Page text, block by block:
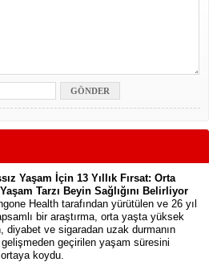
Yaşam İçin 13 Yıllık Fırsat: Orta
Tarzı Beyin Sağlığını Belirliyor
Health tarafından yürütülen ve 26 yıl
bir araştırma, orta yaşta yüksek
diyabet ve sigaradan uzak durmanın
geçirilen yaşam süresini
koydu.